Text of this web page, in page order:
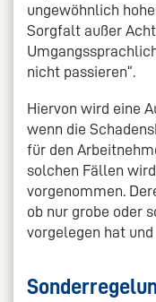
ungewöhnlich
Sorgfalt außer
nicht passieren“.
Hiervon wird eine
wenn die
für den
solchen Fällen
vorgenommen.
ob nur grobe oder
vorgelegen hat